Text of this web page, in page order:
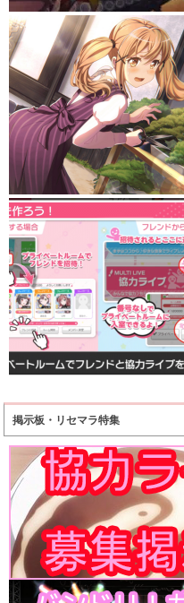
掲示板・リセマラ特集